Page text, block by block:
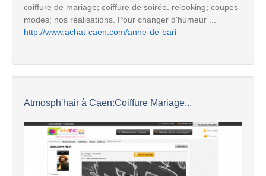
coiffure de mariage; coiffure de soirée. relooking; coupes
modes; nos réalisations. Pour changer d'humeur ...
http://www.achat-caen.com/anne-de-bari
Atmosph'hair à Caen:Coiffure Mariage...